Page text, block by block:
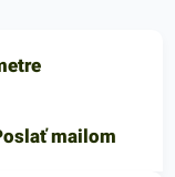
mailom